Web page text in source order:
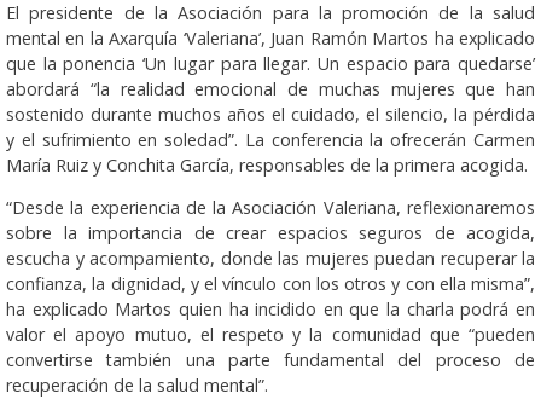
El presidente de la Asociación para la promoción de la salud
mental en la Axarquía ‘Valeriana’, Juan Ramón Martos ha explicado
que la ponencia ‘Un lugar para llegar. Un espacio para quedarse’
abordará “la realidad emocional de muchas mujeres que han
sostenido durante muchos años el cuidado, el silencio, la pérdida
y el sufrimiento en soledad”. La conferencia la ofrecerán Carmen
María Ruiz y Conchita García, responsables de la primera acogida.
“Desde la experiencia de la Asociación Valeriana, reflexionaremos
sobre la importancia de crear espacios seguros de acogida,
escucha y acompamiento, donde las mujeres puedan recuperar la
confianza, la dignidad, y el vínculo con los otros y con ella misma”,
ha explicado Martos quien ha incidido en que la charla podrá en
valor el apoyo mutuo, el respeto y la comunidad que “pueden
convertirse también una parte fundamental del proceso de
recuperación de la salud mental”.